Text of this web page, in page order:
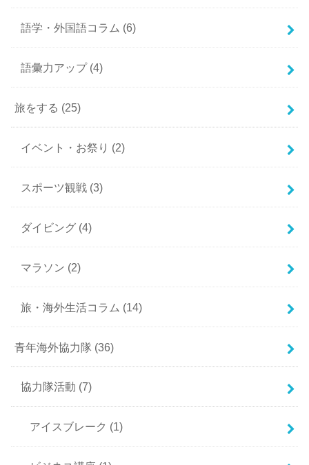
語学・外国語コラム (6)
語彙力アップ (4)
旅をする (25)
イベント・お祭り (2)
スポーツ観戦 (3)
ダイビング (4)
マラソン (2)
旅・海外生活コラム (14)
青年海外協力隊 (36)
協力隊活動 (7)
アイスブレーク (1)